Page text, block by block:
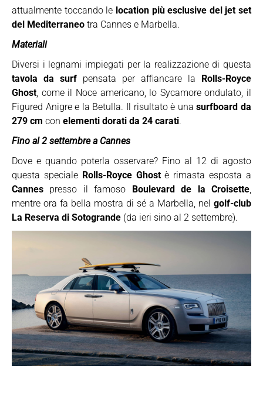
attualmente toccando le location più esclusive del jet set
del Mediterraneo tra Cannes e Marbella.
Materiali
Diversi i legnami impiegati per la realizzazione di questa
tavola da surf pensata per affiancare la Rolls-Royce
Ghost, come il Noce americano, lo Sycamore ondulato, il
Figured Anigre e la Betulla. Il risultato è unasurfboard da
279 cm con elementi dorati da 24 carati.
Fino al 2 settembre a Cannes
Dove e quando poterla osservare? Fino al 12 di agosto
questa speciale Rolls-Royce Ghostè rimasta esposta a
Cannes presso il famoso Boulevard de la Croisette,
mentre ora fa bella mostra di sé a Marbella, nel golf-club
La Reserva di Sotogrande (da ieri sino al 2 settembre).